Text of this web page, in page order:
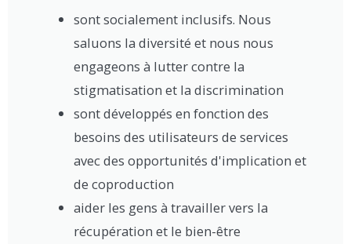
sont socialement inclusifs. Nous
saluons la diversité et nous nous
engageons à lutter contre la
stigmatisation et la discrimination
sont développés en fonction des
besoins des utilisateurs de services
avec des opportunités d'implication et
de coproduction
aider les gens à travailler vers la
récupération et le bien-être